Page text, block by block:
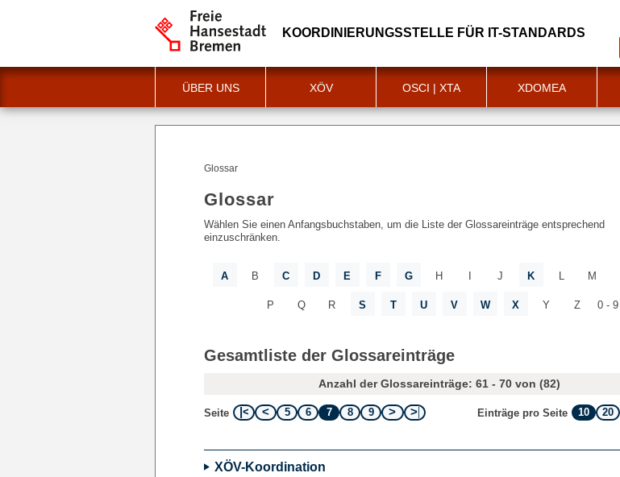
KOORDINIERUNGSSTELLE FÜR IT-STANDARDS
ÜBER UNS XÖV OSCI | XTA XDOMEA
Glossar
Glossar
Wählen Sie einen Anfangsbuchstaben, um die Liste der Glossareinträge entsprechend
einzuschränken.
A B C D E F G H J K L M
P Q R S T U V W X Y Z 0 - 9
Gesamtliste der Glossareinträge
Anzahl der Glossareinträge: 61 - 70 von (82)
Seite 5 6 7 8 9 Einträge pro Seite 10 20
XÖV-Koordination